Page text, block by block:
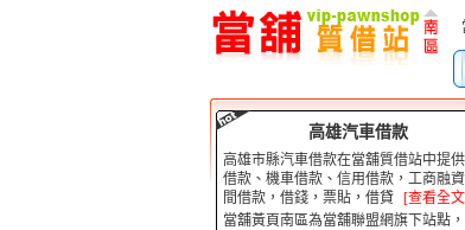
當舖黃頁南
高雄汽車借款
高雄市縣汽車借款在當舖質借站中提
借款、機車借款、信用借款，工商融
間借款，借錢，票貼，借貸
[查看全
當舖黃頁南區為當舖聯盟網旗下站點